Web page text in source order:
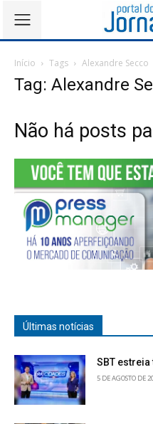
Início Tags Alexandre Secco
Tag: Alexandre
Não há posts
Últimas notícias
SBT
5 DE AGOSTO DE